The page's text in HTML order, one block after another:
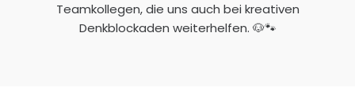
Teamkollegen, die uns auch bei kreativen
Denkblockaden weiterhelfen. 🐶🐾